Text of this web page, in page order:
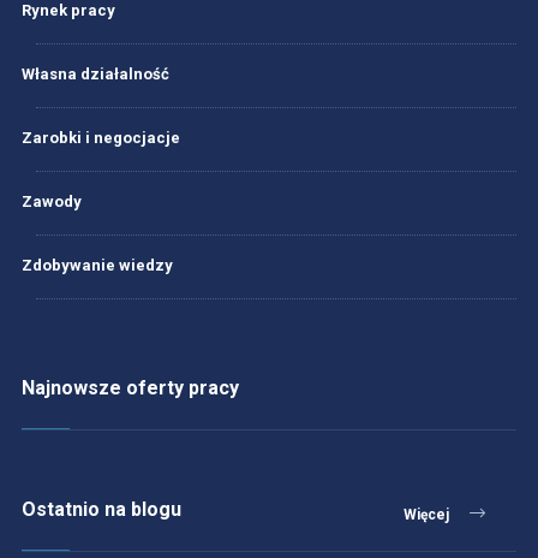
Rynek pracy
Własna działalność
Zarobki i negocjacje
Zawody
Zdobywanie wiedzy
Najnowsze oferty pracy
Ostatnio na blogu Więcej